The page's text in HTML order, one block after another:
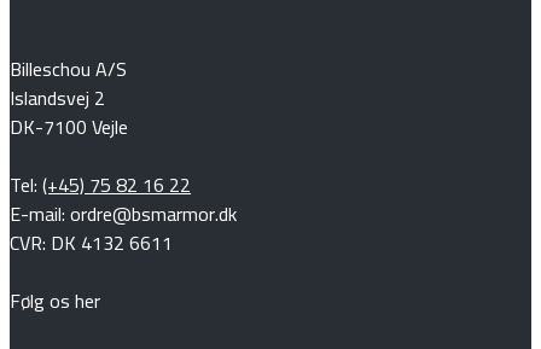
Billeschou A/S
Islandsvej 2
DK-7100 Vejle
Tel:(+45) 75 82 16 22
E-mail: ordre@bsmarmor.dk
CVR: DK 4132 6611
Følg os her